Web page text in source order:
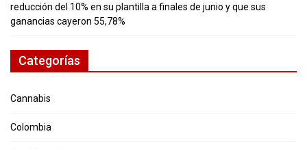
reducción del 10% en su plantilla a finales de junio y que sus
ganancias cayeron 55,78%
Categorías
Cannabis
Colombia